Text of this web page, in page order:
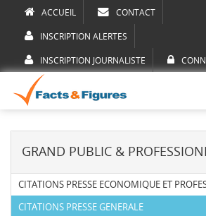
ACCUEIL CONTACT
INSCRIPTION ALERTES
INSCRIPTION JOURNALISTE
GRAND PUBLIC &
CITATIONS PRESSE ECONOMIQUE ET
CITATIONS PRESSE GENERALE